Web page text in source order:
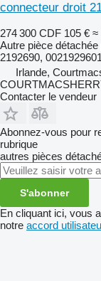
connecteur droit
274 300 CDF 105 € ≈
Autre pièce
2192690,
Irlande,
Contacter le vendeur
Abonnez-vous pour
rubrique
autres pièces
S'abonner
En cliquant ici, vous
notre accord